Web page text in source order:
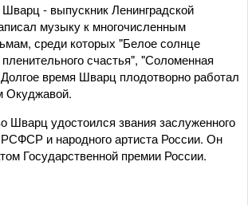
- выпускник Ленинградской
музыку к многочисленным
среди которых "Белое солнце
счастья", "Соломенная
время Шварц плодотворно работал
Окуджавой.
Шварц удостоился звания заслуженного
РСФСР и народного артиста России. Он
Государственной премии России.